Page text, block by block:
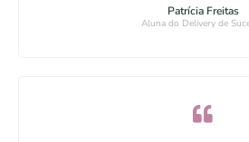
Patrícia Freitas
Aluna do Delivery de